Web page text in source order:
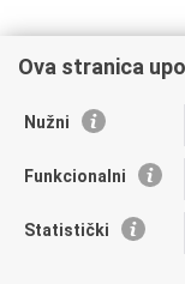
Ispiši
Podijeli
Facebooku
Twitteru
Republika
Trg N.Š. Zrinskog
Ova stranica
Nužni
Funkcionalni
Statistički